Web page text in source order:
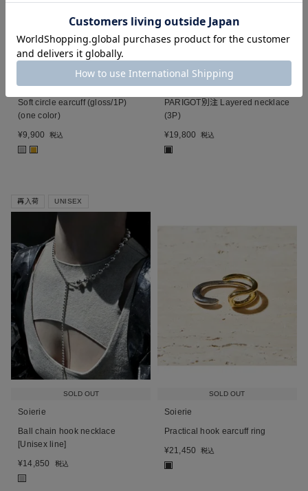
Soft circle earcuff (gloss/1P)
(one color)
¥9,900 税込
■ ■
PARIGOT別注 Layered necklace
(3P)
¥19,800 税込
■
SOLD OUT
再入荷 UNISEX
Soierie
Ball chain hook necklace
[Unisex line]
¥14,850 税込
■
SOLD OUT
Soierie
Practical hook earcuff ring
¥21,450 税込
■